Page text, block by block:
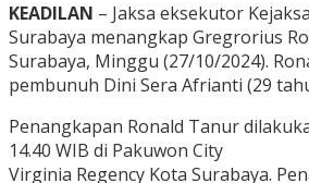
KEADILAN – Jaksa eksekutor
Surabaya menangkap Gregrorius
Surabaya, Minggu (27/10/2024).
pembunuh Dini Sera Afrianti (29
Penangkapan Ronald Tanur
14.40 WIB di Pakuwon City
Virginia Regency Kota Surabaya.